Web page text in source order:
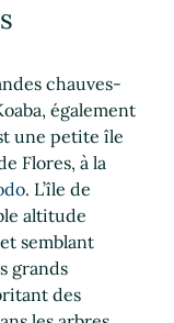
chauves-
également
une petite île
Flores, à la
. L’île de
altitude
semblant
grands
des